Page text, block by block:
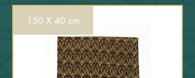
150 X 40 cm